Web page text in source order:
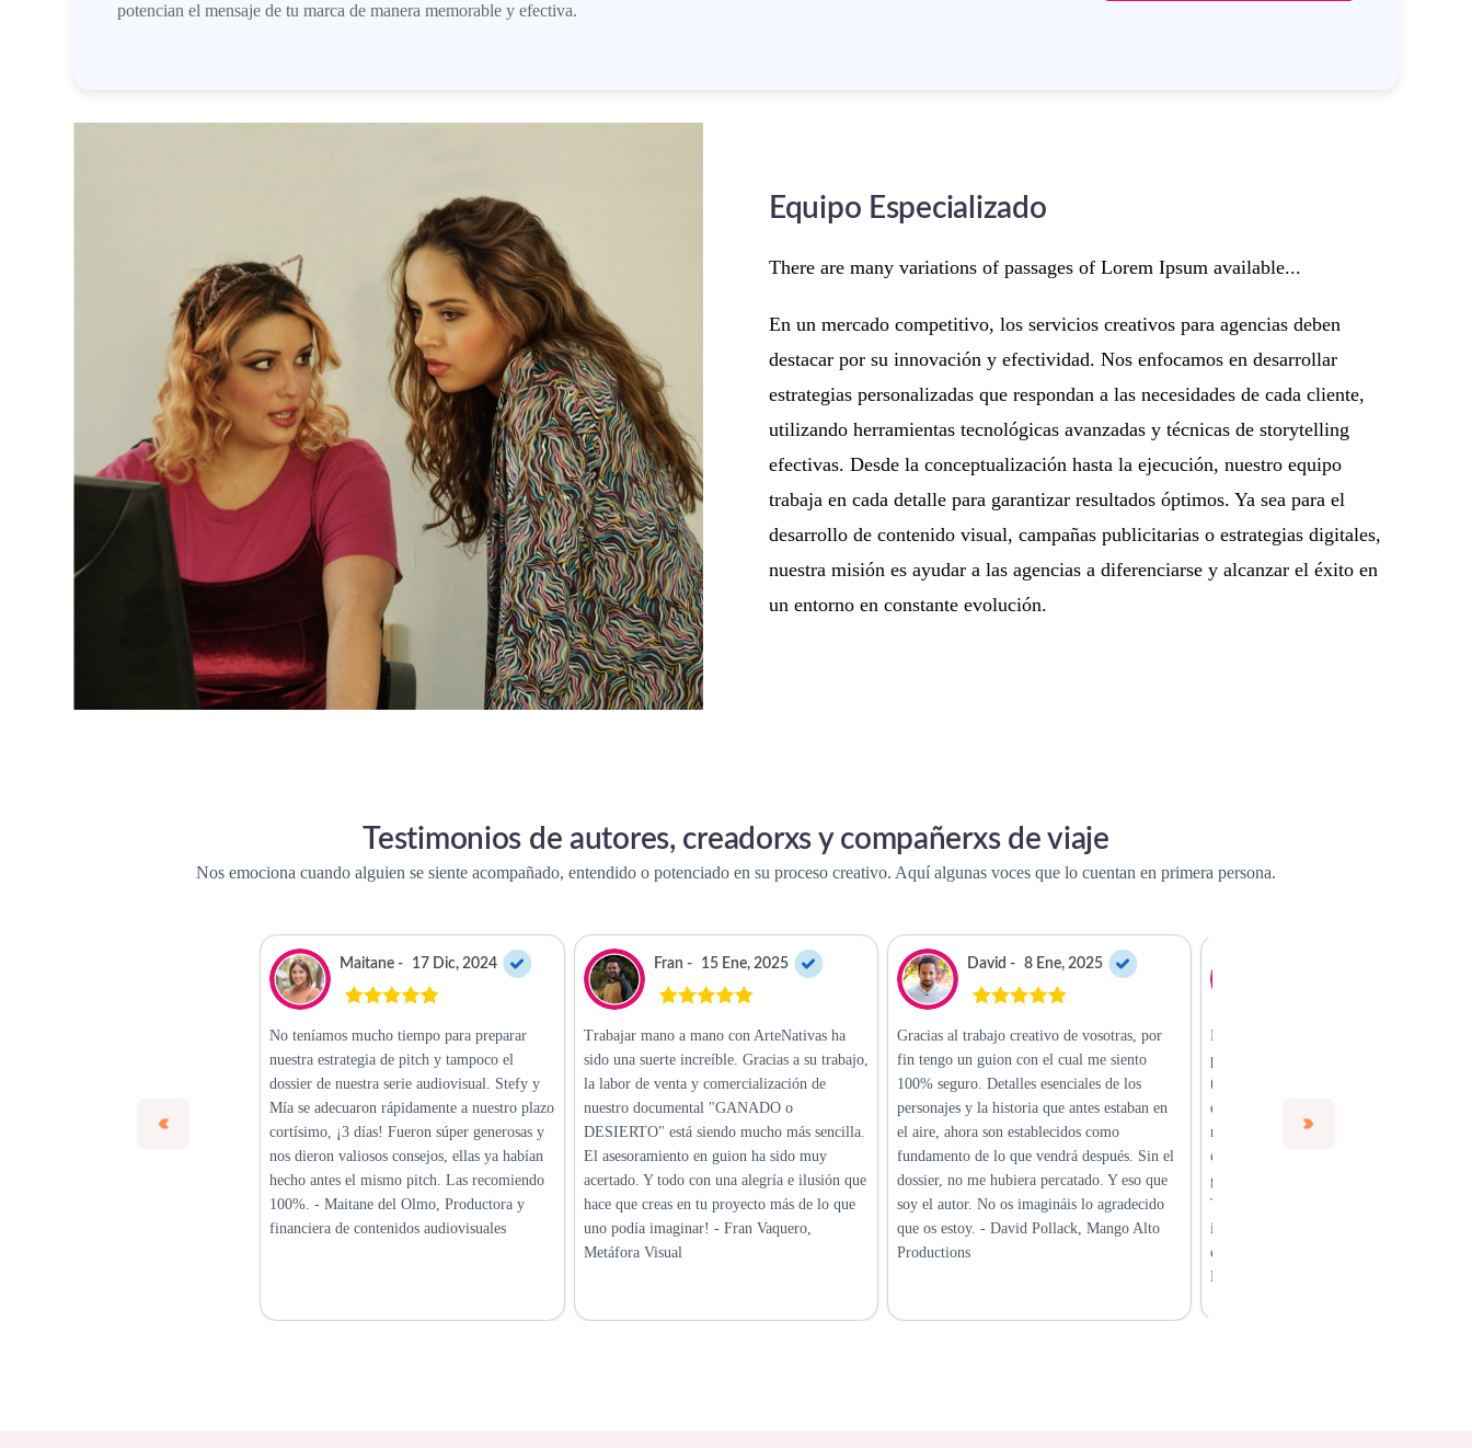
potencian el mensaje de tu marca de manera memorable y efectiva.
Equipo Especializado
There are many variations of passages of Lorem Ipsum available...
En un mercado competitivo, los servicios creativos para agencias deben
destacar por su innovación y efectividad. Nos enfocamos en desarrollar
estrategias personalizadas que respondan a las necesidades de cada cliente,
utilizando herramientas tecnológicas avanzadas y técnicas de storytelling
efectivas. Desde la conceptualización hasta la ejecución, nuestro equipo
trabaja en cada detalle para garantizar resultados óptimos. Ya sea para el
desarrollo de contenido visual, campañas publicitarias o estrategias digitales,
nuestra misión es ayudar a las agencias a diferenciarse y alcanzar el éxito en
un entorno en constante evolución.
Testimonios de autores, creadorxs y compañerxs de viaje
Nos emociona cuando alguien se siente acompañado, entendido o potenciado en su proceso creativo. Aquí algunas voces que lo cuentan en primera persona.
Maitane - 17 Dic, 2024
No teníamos mucho tiempo para preparar
nuestra estrategia de pitch y tampoco el
dossier de nuestra serie audiovisual. Stefy y
Mía se adecuaron rápidamente a nuestro plazo
cortísimo, ¡3 días! Fueron súper generosas y
nos dieron valiosos consejos, ellas ya habían
hecho antes el mismo pitch. Las recomiendo
100%. - Maitane del Olmo, Productora y
financiera de contenidos audiovisuales
Fran - 15 Ene, 2025
Trabajar mano a mano con ArteNativas ha
sido una suerte increíble. Gracias a su trabajo,
la labor de venta y comercialización de
nuestro documental "GANADO o
DESIERTO" está siendo mucho más sencilla.
El asesoramiento en guion ha sido muy
acertado. Y todo con una alegría e ilusión que
hace que creas en tu proyecto más de lo que
uno podía imaginar! - Fran Vaquero,
Metáfora Visual
David - 8 Ene, 2025
Gracias al trabajo creativo de vosotras, por
fin tengo un guion con el cual me siento
100% seguro. Detalles esenciales de los
personajes y la historia que antes estaban en
el aire, ahora son establecidos como
fundamento de lo que vendrá después. Sin el
dossier, no me hubiera percatado. Y eso que
soy el autor. No os imagináis lo agradecido
que os estoy. - David Pollack, Mango Alto
Productions
Mía y Stefany forman una dupla
ponen corazón, pasión y profesionalidad
todo lo que hacen. En cada proyecto en el
que hemos colaborado, nos han devuelto
mirada cuidada y detallista. Su
compromiso se reflejan cuando combinan
guion, producción y dirección creativa.
Tenerlas cerca es garantía de calidad e
innovación. Son un equipo que eleva
cualquier proyecto. - Jessica Costilla,
Ejecutiva de Cuentas Implicate.org